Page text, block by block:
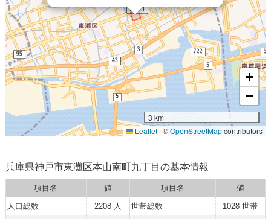
+
−
3 km
Leaflet |©OpenStreetMapcontributors
兵庫県神戸市東灘区本山南町九丁目の基本情報
項目名 値 項目名
値
人口総数
2208 人 世帯総数
1028 世帯